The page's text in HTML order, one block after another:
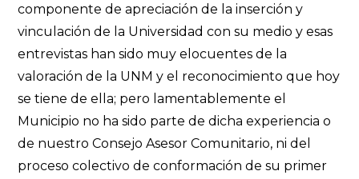
componente de apreciación de la inserción y
vinculación de la Universidad con su medio y esas
entrevistas han sido muy elocuentes de la
valoración de la UNM y el reconocimiento que hoy
se tiene de ella; pero lamentablemente el
Municipio no ha sido parte de dicha experiencia o
de nuestro Consejo Asesor Comunitario, ni del
proceso colectivo de conformación de su primer